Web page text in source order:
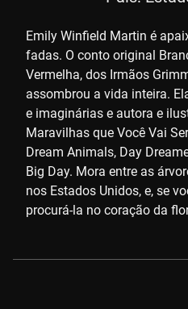
Emily Winfield Martin é
fadas. O conto original
Vermelha, dos Irmãos
assombrou a vida inteira.
e imaginárias e autora e
Maravilhas que Você Vai
Dream Animals, Day
Big Day. Mora entre as
nos Estados Unidos, e, se
procurá-la no coração da